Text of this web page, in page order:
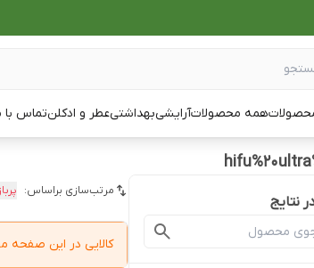
همه محصولاتآرایشیبهداشتیعطر و ادکلنتماس با
نتایج
مرتب‌سازی براساس:
کالایی در این صفحه